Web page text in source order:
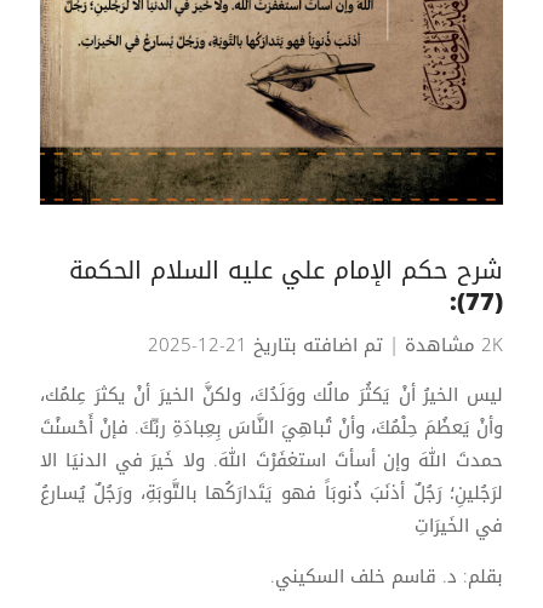
شرح حكم الإمام علي عليه السلام الحكمة
(77):
2K مشاهدة
| تم اضافته بتاريخ 21-12-2025
ليس الخيرُ أنْ يَكثُرَ مالُك ووَلَدُكَ، ولكنَّ الخيرَ أنْ يكثرَ عِلمُك،
وأنْ يَعظُمَ حِلْمُكَ، وأنْ تُباهِيَ النَّاسَ بِعِبادَةِ ربِّكَ. فإنْ أَحْسنْتَ
حمدتَ اللهَ وإن أسأتَ استغفَرْتَ اللهَ. ولا خَيرَ في الدنيَا الا
لرَجُلينِ؛ رَجُلٌ أذنَبَ ذُنوبَاً فهو يَتَدارَكُها بالتَّوبَةِ، ورَجُلٌ يُسارعُ
في الخَيرَاتِ
بقلم: د. قاسم خلف السكيني.